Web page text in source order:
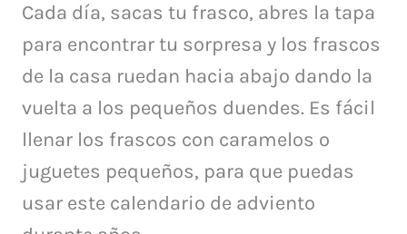
Cada día, sacas tu frasco, abres la tapa
para encontrar tu sorpresa y los frascos
de la casa ruedan hacia abajo dando la
vuelta a los pequeños duendes. Es fácil
llenar los frascos con caramelos o
juguetes pequeños, para que puedas
usar este calendario de adviento